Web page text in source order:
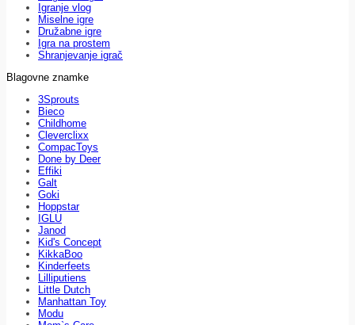
Igranje vlog
Miselne igre
Družabne igre
Igra na prostem
Shranjevanje igrač
Blagovne znamke
3Sprouts
Bieco
Childhome
Cleverclixx
CompacToys
Done by Deer
Effiki
Galt
Goki
Hoppstar
IGLU
Janod
Kid's Concept
KikkaBoo
Kinderfeets
Lilliputiens
Little Dutch
Manhattan Toy
Modu